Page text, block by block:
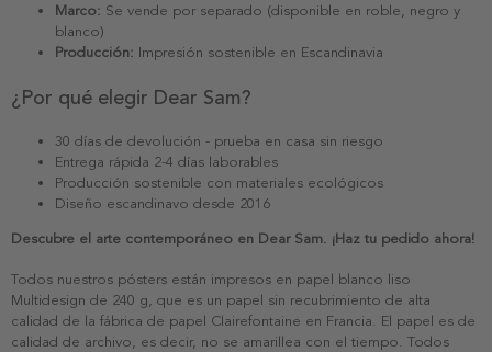
Marco: Se vende por separado (disponible en roble, negro y
blanco)
Producción: Impresión sostenible en Escandinavia
¿Por qué elegir Dear Sam?
30 días de devolución - prueba en casa sin riesgo
Entrega rápida 2-4 días laborables
Producción sostenible con materiales ecológicos
Diseño escandinavo desde 2016
Descubre el arte contemporáneo en Dear Sam. ¡Haz tu pedido ahora!
Todos nuestros pósters están impresos en papel blanco liso
Multidesign de 240 g, que es un papel sin recubrimiento de alta
calidad de la fábrica de papel Clairefontaine en Francia. El papel es de
calidad de archivo, es decir, no se amarillea con el tiempo. Todos